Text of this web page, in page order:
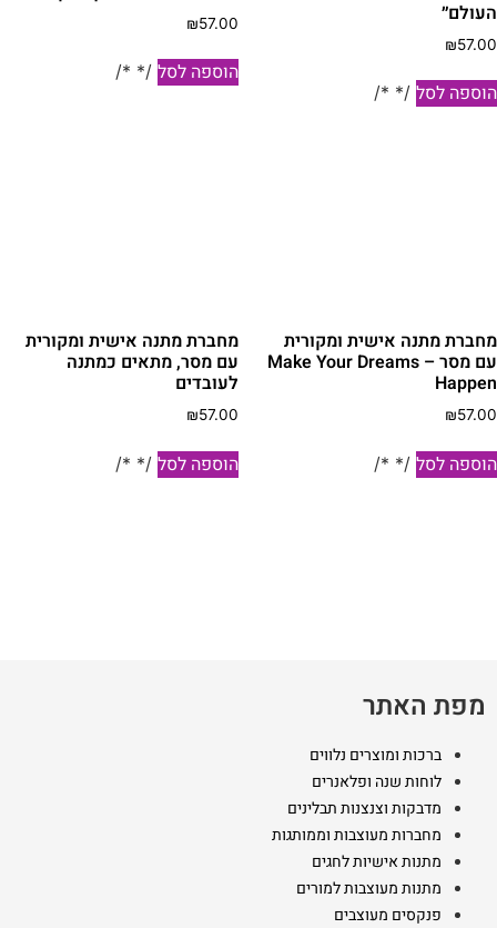
₪
לסל /* */
₪57.00
הוספה לסל /* */
מתנה אישית ומקורית
עם מסר – Make Your Dreams
₪
לסל /* */
מחברת מתנה אישית ומקורית
עם מסר, מתאים כמתנה
לעובדים
₪57.00
הוספה לסל /* */
מפת האתר
ברכות ומוצרים נלווים
לוחות שנה ופלאנרים
מדבקות וצנצנות תבלינים
מחברות מעוצבות וממותגות
מתנות אישיות לחגים
מתנות מעוצבות למורים
פנקסים מעוצבים